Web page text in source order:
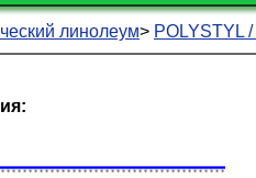
линолеум> POLYSTYL